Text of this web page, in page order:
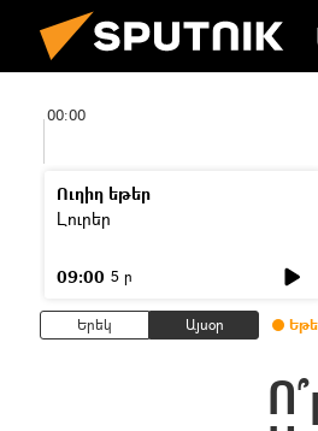
00:00
Ուղիղ եթեր
Լուրեր
09:00 5 ր
Երեկ Այսօր